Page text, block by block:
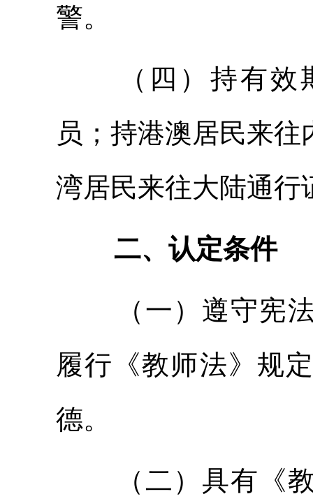
警。
（四）持有
员；持港澳居民来
湾居民来往大陆通行
二、认定条件
（一）遵守宪
履行《教师法》规
德。
（二）具有《